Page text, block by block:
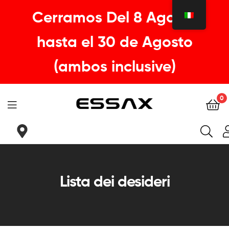
Cerramos Del 8 Agosto
hasta el 30 de Agosto
(ambos inclusive)
|
tua
0
Lista dei desideri